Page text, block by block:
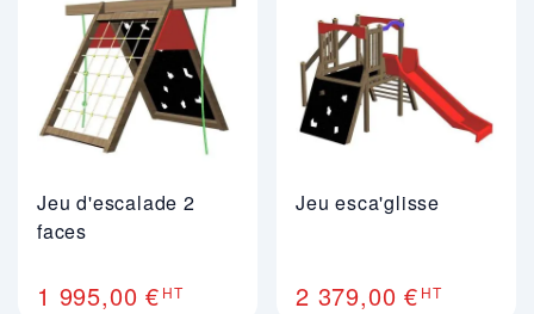
Jeu d'escalade 2
faces
1 995,00 € HT
Jeu esca'glisse
2 379,00 € HT